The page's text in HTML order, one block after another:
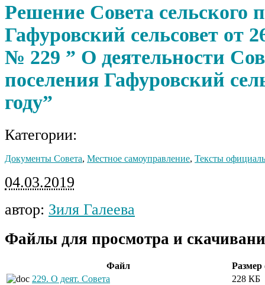
Решение Совета сельского
Гафуровский сельсовет от
№ 229 ” О деятельности
поселения Гафуровский
году”
Категории:
Документы Совета, Местное самоуправление, Тексты
04.03.2019
автор: Зиля Галеева
Файлы для просмотра и
Файл
Размер
229. О деят. Совета
228 КБ